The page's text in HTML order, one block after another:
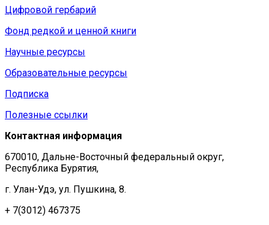
Цифровой гербарий
Фонд редкой и ценной книги
Научные ресурсы
Образовательные ресурсы
Подписка
Полезные ссылки
Контактная информация
670010, Дальне-Восточный федеральный округ,
Республика Бурятия,
г. Улан-Удэ, ул. Пушкина, 8.
+ 7(3012) 467375